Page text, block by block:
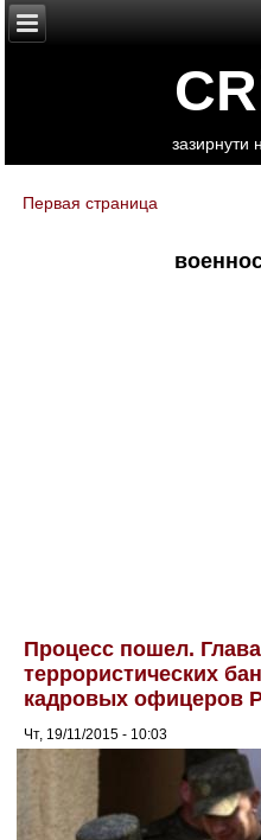
зазирнути
You are here
Первая страница
Процесс пошел.
террористических
кадровых офицеров
Чт, 19/11/2015 - 10:03